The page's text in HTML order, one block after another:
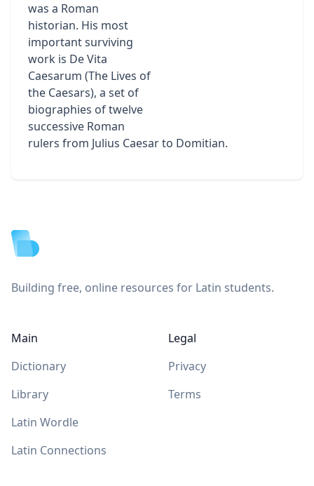
was a Roman
historian. His most
important surviving
work is De Vita
Caesarum (The Lives of
the Caesars), a set of
biographies of twelve
successive Roman
rulers from Julius Caesar to Domitian.
Building free, online resources for Latin students.
Main
Dictionary
Library
Latin Wordle
Latin Connections
Legal
Privacy
Terms